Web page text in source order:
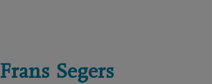
Frans Segers